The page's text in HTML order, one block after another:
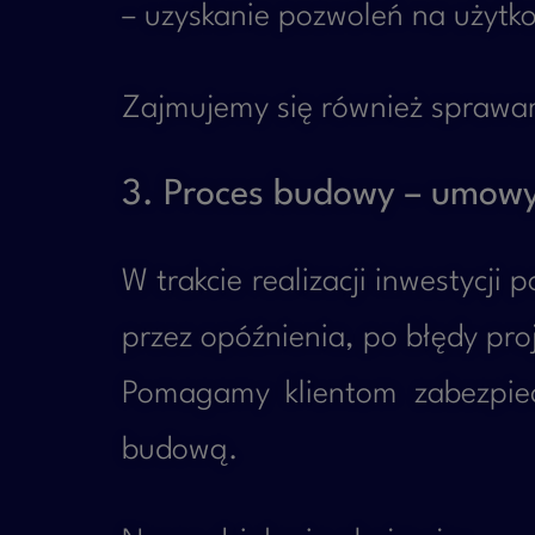
– uzyskanie pozwoleń na
Zajmujemy się również
3. Proces budowy –
W trakcie realizacji inwestycji
przez opóźnienia, po błędy
Pomagamy klientom
budową.